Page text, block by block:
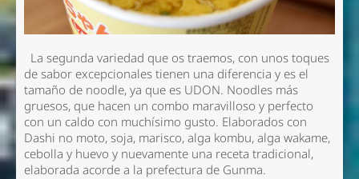
La segunda variedad que os traemos, con unos toques
de sabor excepcionales tienen una diferencia y es el
tamaño de noodle, ya que es UDON. Noodles más
gruesos, que hacen un combo maravilloso y perfecto
con un caldo con muchísimo gusto. Elaborados con
Dashi no moto, soja, marisco, alga kombu, alga wakame,
cebolla y huevo y nuevamente una receta tradicional,
elaborada acorde a la prefectura de Gunma.